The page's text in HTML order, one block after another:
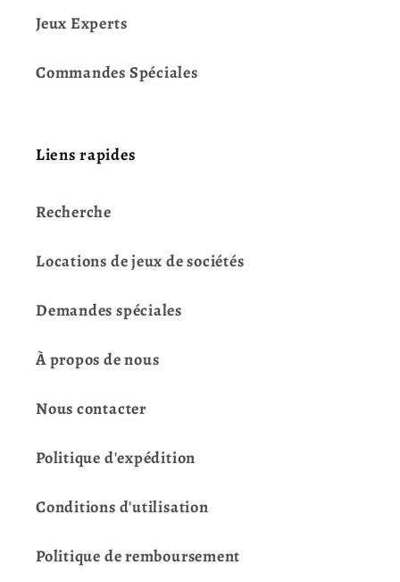
Jeux Experts
Commandes Spéciales
Liens rapides
Recherche
Locations de jeux de sociétés
Demandes spéciales
À propos de nous
Nous contacter
Politique d'expédition
Conditions d'utilisation
Politique de remboursement